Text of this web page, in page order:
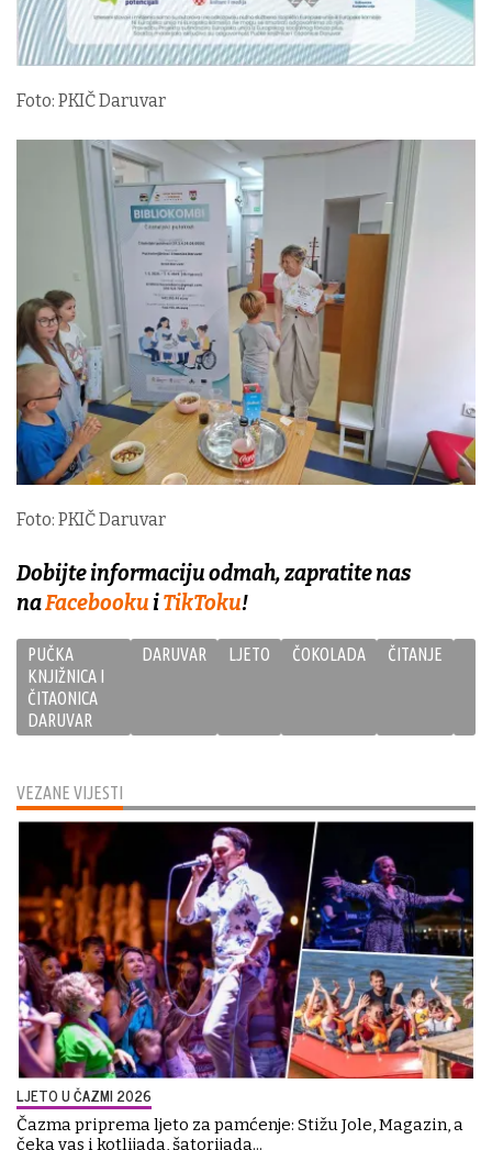
VEZANE VIJESTI
LJETO U ČAZMI 2026
Čazma priprema ljeto za pamćenje: Stižu Jole, Magazin, a
čeka vas i kotlijada, šatorijada...
Foto: PKIČ Daruvar
Foto: PKIČ Daruvar
Dobijte informaciju odmah, zapratite nas
naFacebooku iTikToku!
PUČKA
KNJIŽNICA I
ČITAONICA
DARUVAR
DARUVAR LJETO ČOKOLADA ČITANJE